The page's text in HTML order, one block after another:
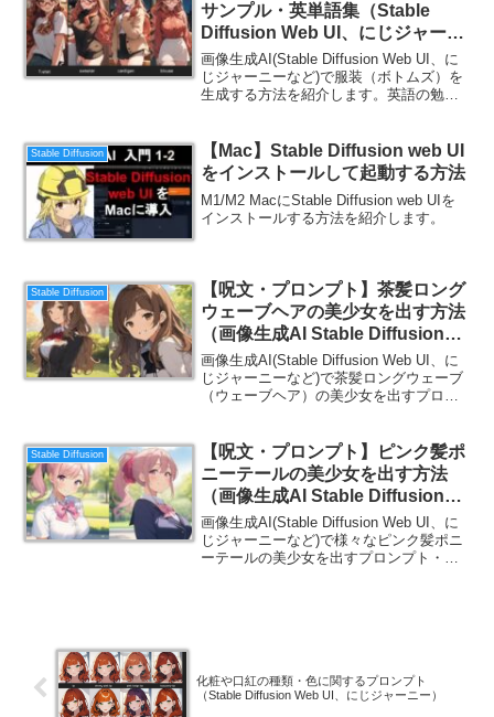
サンプル・英単語集（Stable
Diffusion Web UI、にじジャーニ
ー）
画像生成AI(Stable Diffusion Web UI、に
じジャーニーなど)で服装（ボトムズ）を
生成する方法を紹介します。英語の勉強
Stable Diffusion
【Mac】Stable Diffusion web UI
をインストールして起動する方法
M1/M2 MacにStable Diffusion web UIを
インストールする方法を紹介します。
Stable Diffusion
【呪文・プロンプト】茶髪ロング
ウェーブヘアの美少女を出す方法
（画像生成AI Stable Diffusion
Web UI）
画像生成AI(Stable Diffusion Web UI、に
じジャーニーなど)で茶髪ロングウェーブ
（ウェーブヘア）の美少女を出すプロン
Stable Diffusion
【呪文・プロンプト】ピンク髪ポ
ニーテールの美少女を出す方法
（画像生成AI Stable Diffusion
Web UI）
画像生成AI(Stable Diffusion Web UI、に
じジャーニーなど)で様々なピンク髪ポニ
ーテールの美少女を出すプロンプト・呪
化粧や口紅の種類・色に関するプロンプト
（Stable Diffusion Web UI、にじジャーニー）